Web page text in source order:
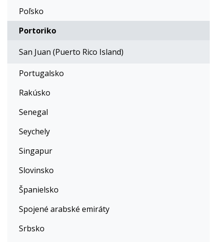
Poľsko
Portoriko
San Juan (Puerto Rico Island)
Portugalsko
Rakúsko
Senegal
Seychely
Singapur
Slovinsko
Španielsko
Spojené arabské emiráty
Srbsko